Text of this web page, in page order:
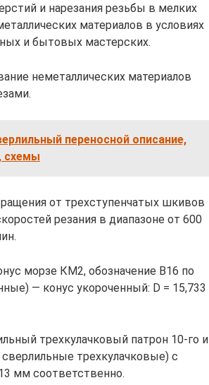
и нарезания резьбы в мелких
материалов в условиях
и бытовых мастерских.
неметаллических материалов
переносной описание,
схемы
от трехступенчатых шкивов
резания в диапазоне от 600
морзе КМ2, обозначение В16 по
— конус укороченный: D = 15,733
трехкулачковый патрон 10-го и
трехкулачковые) с
мм соответственно.